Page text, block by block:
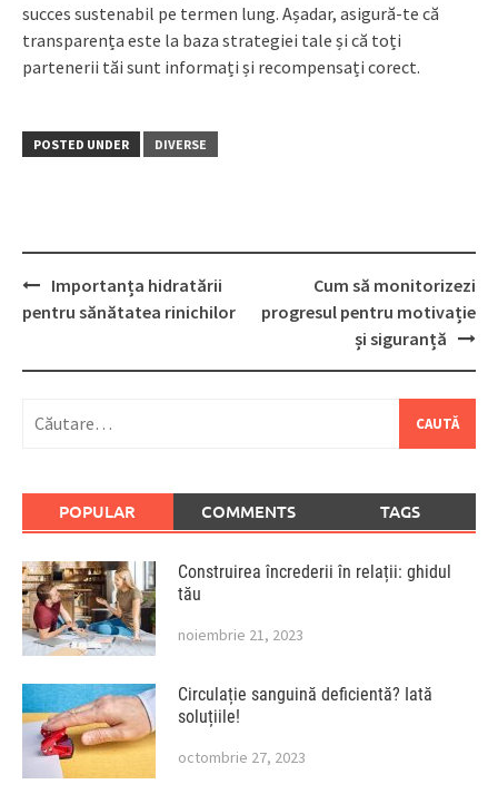
succes sustenabil pe termen lung. Așadar, asigură-te că
transparența este la baza strategiei tale și că toți
partenerii tăi sunt informați și recompensați corect.
POSTED UNDER DIVERSE
Post
navigation
Importanța hidratării
pentru sănătatea rinichilor
Cum să monitorizezi
progresul pentru motivație
și siguranță
după:
POPULAR COMMENTS TAGS
Construirea încrederii în relații: ghidul
tău
noiembrie 21, 2023
Circulație sanguină deficientă? Iată
soluțiile!
octombrie 27, 2023